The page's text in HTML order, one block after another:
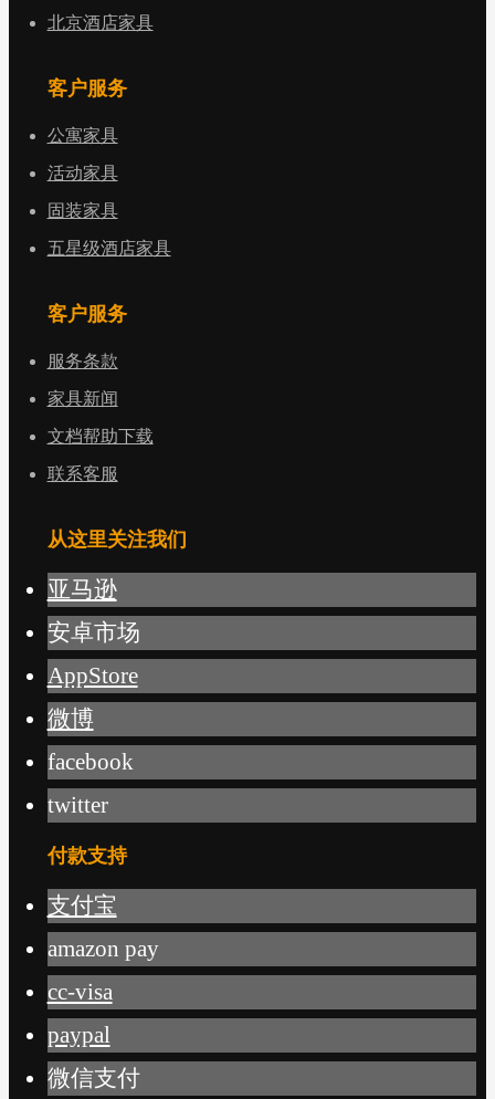
北京酒店家具
客户服务
公寓家具
活动家具
固装家具
五星级酒店家具
客户服务
服务条款
家具新闻
文档帮助下载
联系客服
从这里关注我们
亚马逊
安卓市场
AppStore
微博
facebook
twitter
付款支持
支付宝
amazon pay
cc-visa
paypal
微信支付